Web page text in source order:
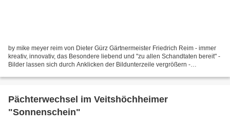
by mike meyer reim von Dieter Gürz Gärtnermeister Friedrich Reim - immer
kreativ, innovativ, das Besondere liebend und "zu allen Schandtaten bereit" -
Bilder lassen sich durch Anklicken der Bildunterzeile vergrößern -
Pächterwechsel im Veitshöchheimer
"Sonnenschein"